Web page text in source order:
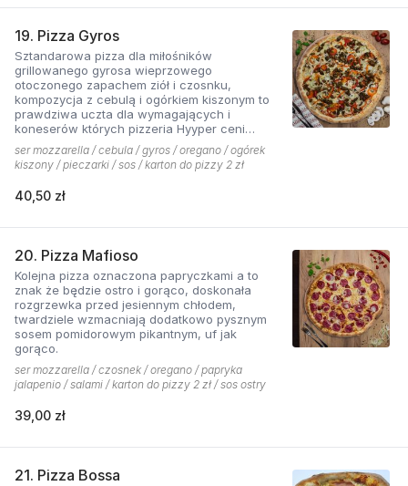
19. Pizza Gyros
Sztandarowa pizza dla miłośników
grillowanego gyrosa wieprzowego
otoczonego zapachem ziół i czosnku,
kompozycja z cebulą i ogórkiem kiszonym to
prawdziwa uczta dla wymagających i
koneserów których pizzeria Hyyper ceni
najbardziej. . Chodzą słuchy, że gyros Hyyper
jest najlepszy w mieście
ser mozzarella / cebula / gyros / oregano / ogórek
kiszony / pieczarki / sos / karton do pizzy 2 zł
40,50 zł
20. Pizza Mafioso
Kolejna pizza oznaczona papryczkami a to
znak że będzie ostro i gorąco, doskonała
rozgrzewka przed jesiennym chłodem,
twardziele wzmacniają dodatkowo pysznym
sosem pomidorowym pikantnym, uf jak
gorąco.
ser mozzarella / czosnek / oregano / papryka
jalapenio / salami / karton do pizzy 2 zł / sos ostry
39,00 zł
21. Pizza Bossa